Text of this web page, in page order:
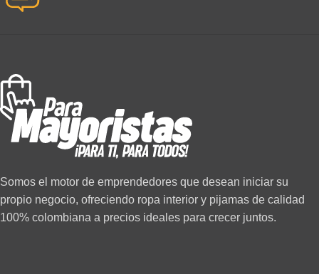
Somos el motor de emprendedores que desean iniciar su
propio negocio, ofreciendo ropa interior y pijamas de calidad
100% colombiana a precios ideales para crecer juntos.